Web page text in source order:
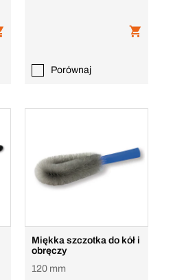
Porównaj
Miękka szczotka do kół i
obręczy
120 mm